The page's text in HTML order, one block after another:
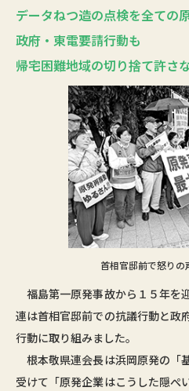
データねつ造の点検を全ての
政府・東電要請行動も
帰宅困難地域の切り捨て許さ
首相官邸前で怒りの
福島第一原発事故から１５年を
連は首相官邸前での抗議行動と政
行動に取り組みました。
根本敬県連会長は浜岡原発の「
受けて「原発企業はこうした隠ぺ